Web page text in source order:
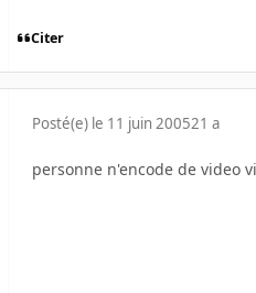
Citer
Posté(e) le 11 juin 200521 a
personne n'encode de video